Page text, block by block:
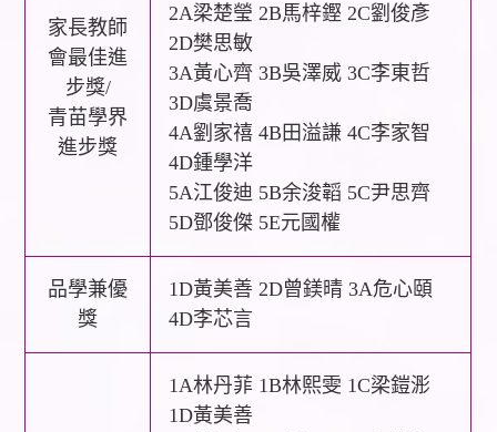
家長教師
會最佳進
步獎/
青苗學界
進步獎
2A梁楚瑩 2B馬梓鏗 2C劉俊彥
2D樊思敏
3A黃心齊 3B吳澤威 3C李東哲
3D虞景喬
4A劉家禧 4B田溢謙 4C李家智
4D鍾學洋
5A江俊迪 5B余浚韜 5C尹思齊
5D鄧俊傑 5E元國權
品學兼優
獎
1D黃美善 2D曾鎂晴 3A危心頤
4D李芯言
1A林丹菲 1B林熙雯 1C梁鎧浵
1D黃美善